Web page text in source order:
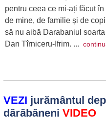
pentru ceea ce mi-ați făcut
de mine, de familie și de
să nu aibă Darabaniul
Dan Tîrniceru-Ifrim. ...
VEZI jurământul
dărăbăneni VIDEO